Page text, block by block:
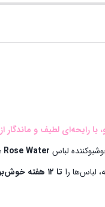
رایحه‌ای لطیف و ماندگار
لباس Water
لباس‌ها را تا ۱۲ هفته خوش‌بو نگه می‌دارند